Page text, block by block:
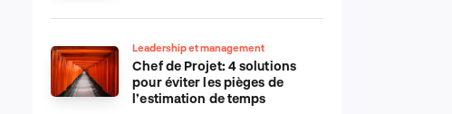
Leadership et management
Chef de Projet: 4 solutions
pour éviter les pièges de
l’estimation de temps